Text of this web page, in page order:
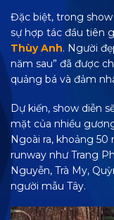
Đặc biệt, trong show
sự hợp tác đầu tiên
Thùy Anh. Người
năm sau” đã được
quảng bá và đảm
Dự kiến, show diễn
mặt của nhiều
Ngoài ra, khoảng
runway như Trang
Nguyễn, Trà My,
người mẫu Tây.